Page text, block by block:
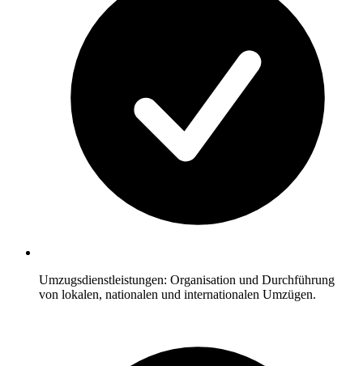
Umzugsdienstleistungen: Organisation und Durchführung
von lokalen, nationalen und internationalen Umzügen.